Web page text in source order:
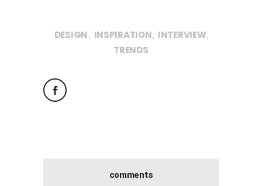
DESIGN, INSPIRATION, INTERVIEW,
TRENDS
comments